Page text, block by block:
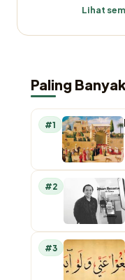
Lihat
Paling
#1
#2
#3